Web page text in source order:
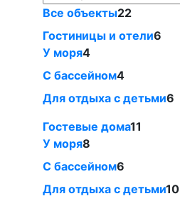
Все объекты22
Гостиницы и отели6
У моря4
С бассейном4
Для отдыха с детьми6
Гостевые дома11
У моря8
С бассейном6
Для отдыха с детьми10